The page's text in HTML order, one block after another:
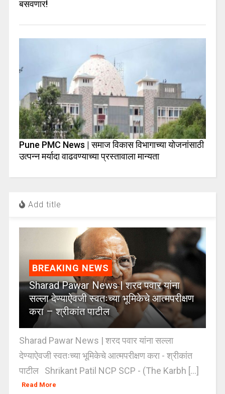
बसवणार!
Pune PMC News | समाज विकास विभागाच्या योजनांसाठी
उत्पन्न मर्यादा वाढवण्याच्या प्रस्तावाला मान्यता
Add title
BREAKING NEWS
Sharad Pawar News | शरद पवार यांना
सल्ला देण्याऐवजी स्वतःच्या भूमिकेचे आत्मपरीक्षण
करा – श्रीकांत पाटील
Sharad Pawar News | शरद पवार यांना सल्ला
देण्याऐवजी स्वतःच्या भूमिकेचे आत्मपरीक्षण करा - श्रीकांत
पाटील Shrikant Patil NCP SCP - (The Karbh [...]
Read More